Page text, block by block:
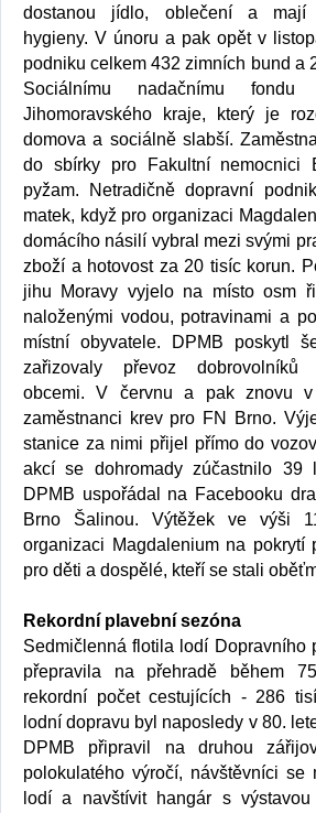
dostanou jídlo, oblečení a mají
hygieny. V únoru a pak opět v
podniku celkem 432 zimních bund a
Sociálnímu nadačnímu
Jihomoravského kraje, který je
domova a sociálně slabší.
do sbírky pro Fakultní nemocnici
pyžam. Netradičně dopravní
matek, když pro organizaci
domácího násilí vybral mezi svými
zboží a hotovost za 20 tisíc korun.
jihu Moravy vyjelo na místo osm
naloženými vodou, potravinami a
místní obyvatele. DPMB poskytl
zařizovaly převoz dobrovolníků
obcemi. V červnu a pak znovu v
zaměstnanci krev pro FN Brno.
stanice za nimi přijel přímo do
akcí se dohromady zúčastnilo 39
DPMB uspořádal na Facebooku
Brno Šalinou. Výtěžek ve výši
organizaci Magdalenium na pokrytí
pro děti a dospělé, kteří se stali
Rekordní plavební sezóna
Sedmičlenná flotila lodí Dopravního
přepravila na přehradě během
rekordní počet cestujících - 286
lodní dopravu byl naposledy v 80.
DPMB připravil na druhou
polokulatého výročí, návštěvníci se
lodí a navštívit hangár s